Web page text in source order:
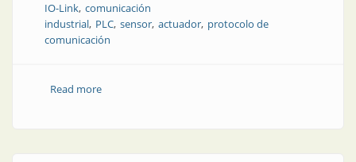
IO-Link comunicación
industrial PLC sensor actuador protocolo de
comunicación
Read moreabout IO-Link: qué es y cómo funciona